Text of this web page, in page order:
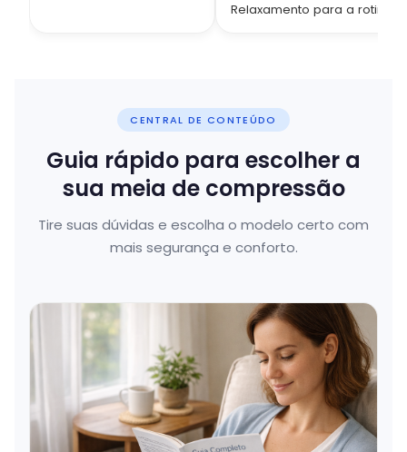
Relaxamento para a rotina
CENTRAL DE CONTEÚDO
Guia rápido para escolher a
sua meia de compressão
Tire suas dúvidas e escolha o modelo certo com
mais segurança e conforto.